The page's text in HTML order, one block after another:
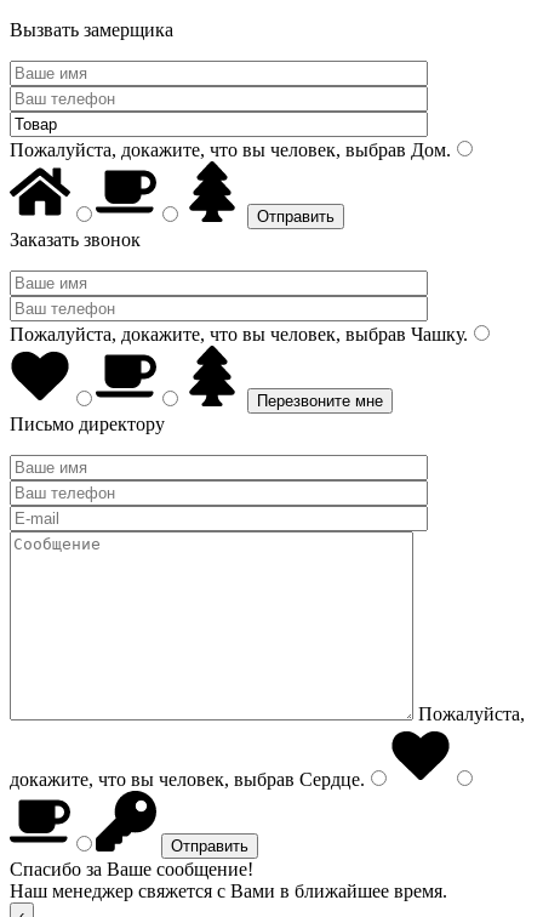
Вызвать замерщика
Пожалуйста, докажите, что вы человек, выбрав Дом.
Заказать звонок
Пожалуйста, докажите, что вы человек, выбрав Чашку.
Письмо директору
Пожалуйста,
докажите, что вы человек, выбрав Сердце.
Спасибо за Ваше сообщение!
Наш менеджер свяжется с Вами в ближайшее время.